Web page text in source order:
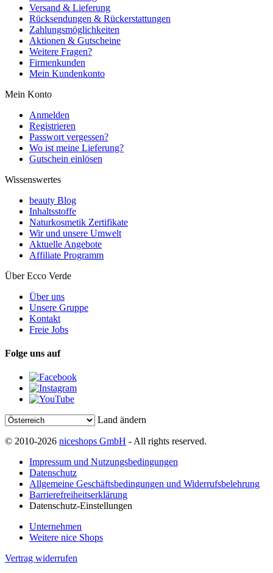
Versand & Lieferung
Rücksendungen & Rückerstattungen
Zahlungsmöglichkeiten
Aktionen & Gutscheine
Weitere Fragen?
Firmenkunden
Mein Kundenkonto
Mein Konto
Anmelden
Registrieren
Passwort vergessen?
Wo ist meine Lieferung?
Gutschein einlösen
Wissenswertes
beauty Blog
Inhaltsstoffe
Naturkosmetik Zertifikate
Wir und unsere Umwelt
Aktuelle Angebote
Affiliate Programm
Über Ecco Verde
Über uns
Unsere Gruppe
Kontakt
Freie Jobs
Folge uns auf
Land ändern
© 2010-2026 niceshops GmbH - All rights reserved.
Impressum und Nutzungsbedingungen
Datenschutz
Allgemeine Geschäftsbedingungen und Widerrufsbelehrung
Barrierefreiheitserklärung
Datenschutz-Einstellungen
Unternehmen
Weitere nice Shops
Vertrag widerrufen